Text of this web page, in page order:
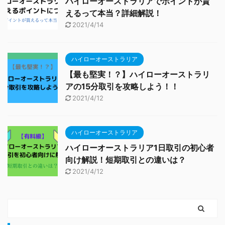
えるって本当？詳細解説！
2021/4/14
ハイローオーストラリア
【最も堅実！？】ハイローオーストラリ
アの15分取引を攻略しよう！！
2021/4/12
ハイローオーストラリア
ハイローオーストラリア1日取引の初心者
向け解説！短期取引との違いは？
2021/4/12